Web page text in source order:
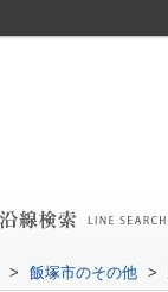
> 飯塚市のその他 >